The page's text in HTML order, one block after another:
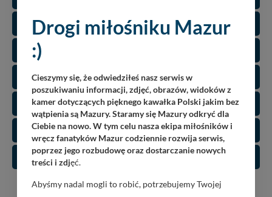
regaty
sport i rekreacja
pokazy
jarmarki, festyny
dni miasta
zloty
Drogi miłośniku Mazur
:)
Cieszymy się, że odwiedziłeś nasz serwis w
poszukiwaniu informacji, zdjęć, obrazów, widoków z
kamer dotyczących pięknego kawałka Polski jakim bez
wątpienia są Mazury. Staramy się Mazury odkryć dla
Ciebie na nowo. W tym celu nasza ekipa miłośników i
wręcz fanatyków Mazur codziennie rozwija serwis,
poprzez jego rozbudowę oraz dostarczanie nowych
treści i zdjęć.
Abyśmy nadal mogli to robić, potrzebujemy Twojej